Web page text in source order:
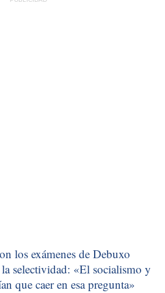
los exámenes de Debuxo
selectividad: «El socialismo y
que caer en esa pregunta»